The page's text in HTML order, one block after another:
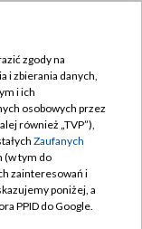
zgody na
i zbierania danych,
i ich
osobowych przez
również „TVP”),
Zaufanych
(w tym do
zainteresowań i
poniżej, a
PPID do Google.